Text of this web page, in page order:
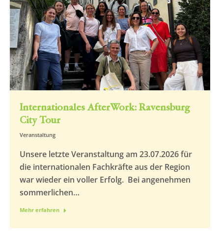
Internationales AfterWork: Ravensburg
City Tour
Veranstaltung
Unsere letzte Veranstaltung am 23.07.2026 für
die internationalen Fachkräfte aus der Region
war wieder ein voller Erfolg. Bei angenehmen
sommerlichen…
Mehr erfahren